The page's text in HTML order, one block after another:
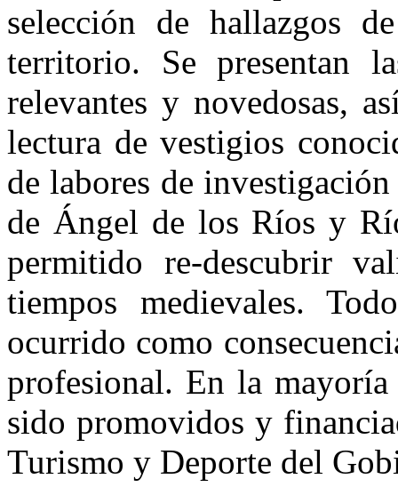
selección de hallazgos
territorio. Se presentan
relevantes y no­vedosas,
lectura de vestigios
de labores de
de Ángel de los Ríos y
permitido re-descubrir
tiempos medievales.
ocurrido como
pro­fesional. En la
sido promovidos y
Turismo y Deporte del